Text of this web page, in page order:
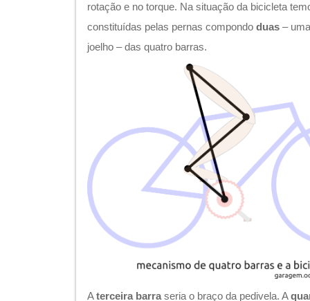
rotação e no torque. Na situação da bicicleta
constituídas pelas pernas compondo duas –
joelho – das quatro barras.
Aterceira barra seria o braço da pedivela. A